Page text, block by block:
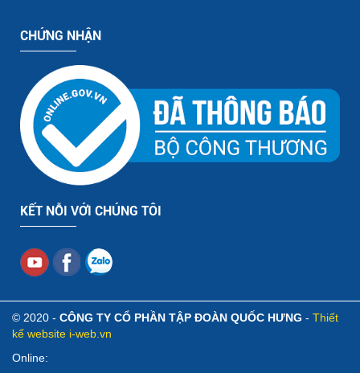
CHỨNG NHẬN
KẾT NỖI VỚI CHÚNG TÔI
© 2020 - CÔNG TY CỔ PHẦN TẬP ĐOÀN QUỐC HƯNG - Thiết
kế website i-web.vn
Online: